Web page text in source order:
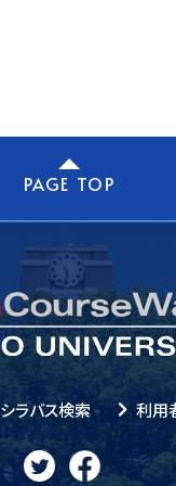
PAGE TOP
シラバス検索 利用